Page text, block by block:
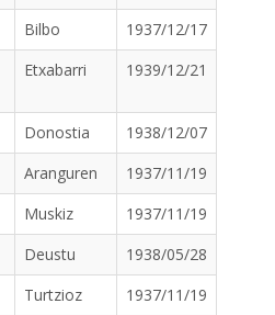
Bilbo
1937/12/17
Etxabarri 1939/12/21
Donostia
1938/12/07
Aranguren
1937/11/19
Muskiz
1937/11/19
Deustu
1938/05/28
Turtzioz
1937/11/19